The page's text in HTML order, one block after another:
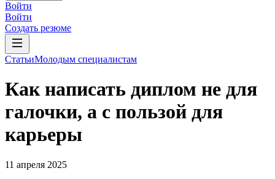
Войти
Войти
Создать резюме
СтатьиМолодым специалистам
Как написать диплом не для
галочки, а с пользой для
карьеры
11 апреля 2025